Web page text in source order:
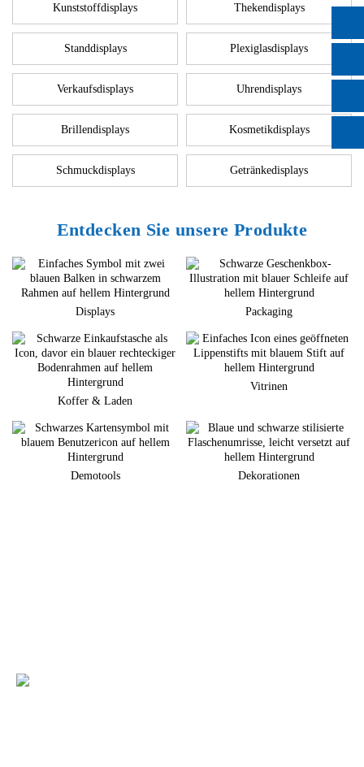
Kunststoffdisplays Thekendisplays
Standdisplays Plexiglasdisplays
Verkaufsdisplays Uhrendisplays
Brillendisplays Kosmetikdisplays
Schmuckdisplays Getränkedisplays
Entdecken Sie unsere Produkte
Displays Packaging
Koffer & Laden
Vitrinen
Demotools Dekorationen